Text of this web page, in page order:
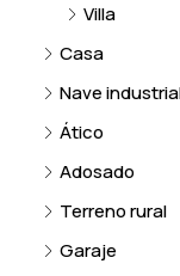
Villa
Casa
Nave
Ático
Adosado
Terreno rural
Garaje